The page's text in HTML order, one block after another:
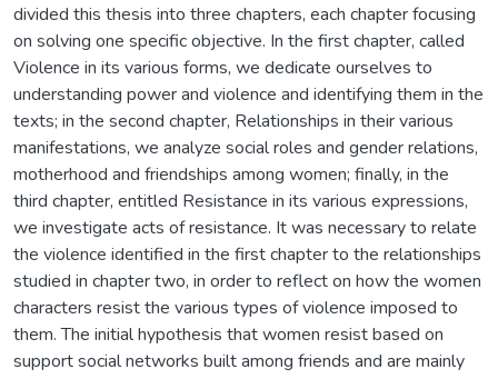
divided this thesis into three chapters, each chapter focusing
on solving one specific objective. In the first chapter, called
Violence in its various forms, we dedicate ourselves to
understanding power and violence and identifying them in the
texts; in the second chapter, Relationships in their various
manifestations, we analyze social roles and gender relations,
motherhood and friendships among women; finally, in the
third chapter, entitled Resistance in its various expressions,
we investigate acts of resistance. It was necessary to relate
the violence identified in the first chapter to the relationships
studied in chapter two, in order to reflect on how the women
characters resist the various types of violence imposed to
them. The initial hypothesis that women resist based on
support social networks built among friends and are mainly